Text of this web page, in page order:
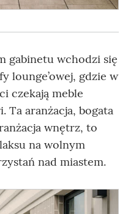
gabinetu wchodzi się
lounge’owej, gdzie w
czekają meble
Ta aranżacja, bogata
wnętrz, to
na wolnym
nad miastem.